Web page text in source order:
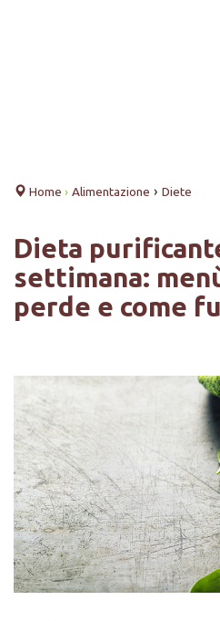
Home › Alimentazione › Diete
Dieta
settimana:
perde e come